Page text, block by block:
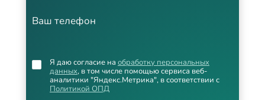
Ваш телефон
Я даю согласие на обработку персональных
данных, в том числе помощью сервиса веб-
аналитики "Яндекс.Метрика", в соответствии с
Политикой ОПД